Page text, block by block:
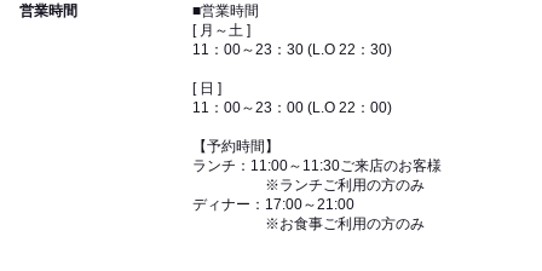
営業時間
■営業時間
[ 月～土 ]
11：00～23：30 (L.O 22：30)
[ 日 ]
11：00～23：00 (L.O 22：00)
【予約時間】
ランチ：11:00～11:30ご来店のお客様
※ランチご利用の方のみ
ディナー：17:00～21:00
※お食事ご利用の方のみ